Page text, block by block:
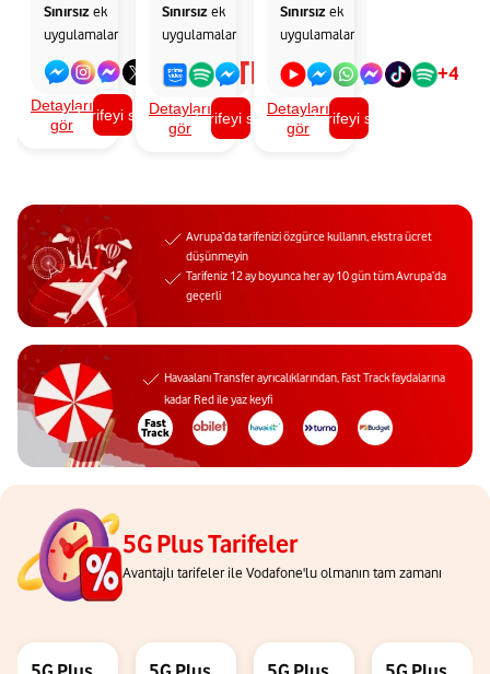
Sınırsız ek
uygulamalar
Detayları
gör
Tarifeyi seç
Sınırsız ek
uygulamalar
+3
Detayları
gör
Tarifeyi seç
Sınırsız ek
uygulamalar
+4
Detayları
gör
Tarifeyi seç
Avrupa’da tarifenizi özgürce kullanın, ekstra ücret
düşünmeyin
Tarifeniz 12 ay boyunca her ay 10 gün tüm Avrupa’da
geçerli
Havaalanı Transfer ayrıcalıklarından, Fast Track faydalarına
kadar Red ile yaz keyfi
5G Plus Tarifeler
Avantajlı tarifeler ile Vodafone'lu olmanın tam zamanı